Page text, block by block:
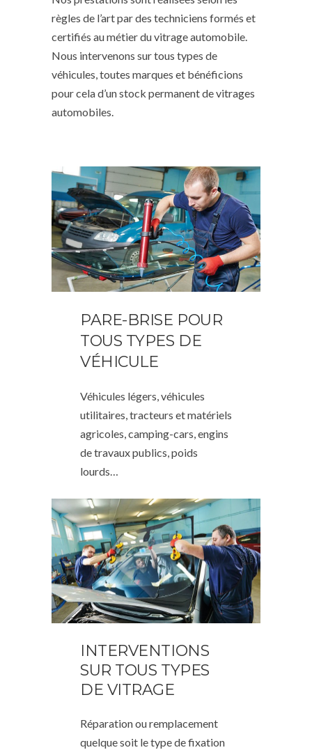
règles de l’art par des techniciens formés et
certifiés au métier du vitrage automobile.
Nous intervenons sur tous types de
véhicules, toutes marques et bénéficions
pour cela d’un stock permanent de vitrages
automobiles.
PARE-BRISE POUR
TOUS TYPES DE
VÉHICULE
Véhicules légers, véhicules
utilitaires, tracteurs et matériels
agricoles, camping-cars, engins
de travaux publics, poids
lourds…
INTERVENTIONS
SUR TOUS TYPES
DE VITRAGE
Réparation ou remplacement
quelque soit le type de fixation